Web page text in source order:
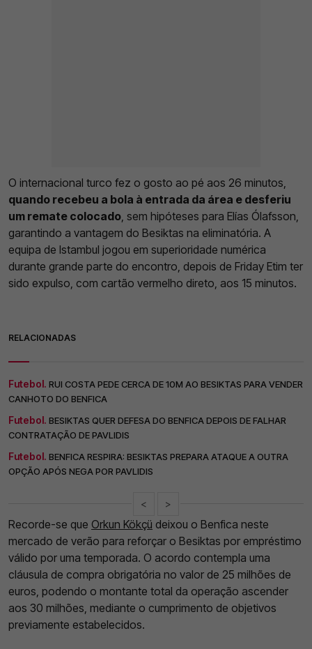
O internacional turco fez o gosto ao pé aos 26 minutos,
quando recebeu a bola à entrada da área e desferiu
um remate colocado , sem hipóteses para Elías Ólafsson,
garantindo a vantagem do Besiktas na eliminatória. A
equipa de Istambul jogou em superioridade numérica
durante grande parte do encontro, depois de Friday Etim ter
sido expulso, com cartão vermelho direto, aos 15 minutos.
RELACIONADAS
Futebol. RUI COSTA PEDE CERCA DE 10M AO BESIKTAS PARA VENDER
CANHOTO DO BENFICA
Futebol. BESIKTAS QUER DEFESA DO BENFICA DEPOIS DE FALHAR
CONTRATAÇÃO DE PAVLIDIS
Futebol. BENFICA RESPIRA: BESIKTAS PREPARA ATAQUE A OUTRA
OPÇÃO APÓS NEGA POR PAVLIDIS
< >
Recorde-se que Orkun Kökçü deixou o Benfica neste
mercado de verão para reforçar o Besiktas por empréstimo
válido por uma temporada. O acordo contempla uma
cláusula de compra obrigatória no valor de 25 milhões de
euros, podendo o montante total da operação ascender
aos 30 milhões, mediante o cumprimento de objetivos
previamente estabelecidos.